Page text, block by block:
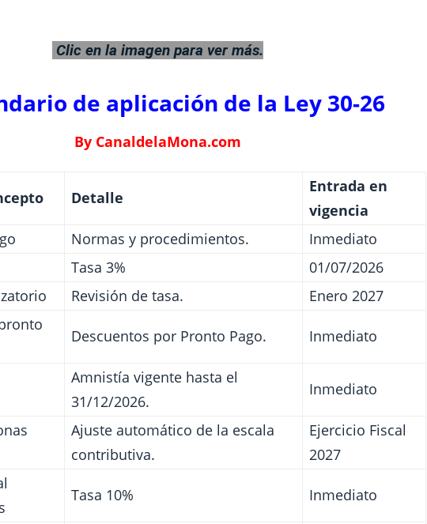
Clic en la imagen para ver más.
de aplicación de la Ley 30-26
By CanaldelaMona.com
Detalle
Entrada en
vigencia
Normas y procedimientos.
Inmediato
Tasa 3%
01/07/2026
Revisión de tasa.
Enero 2027
Descuentos por Pronto Pago. Inmediato
Amnistía vigente hasta el
31/12/2026.
Inmediato
Ajuste automático de la escala
contributiva.
Ejercicio Fiscal
2027
Tasa 10% Inmediato